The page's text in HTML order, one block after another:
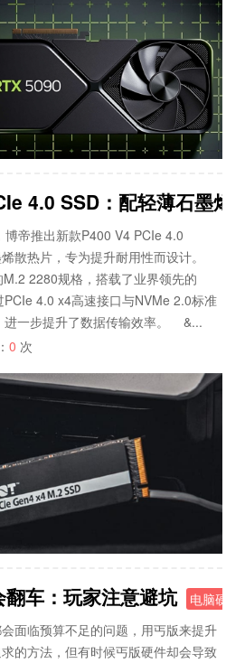
4.0 SSD：配轻薄石墨
帝推出新款P400 V4 PCIe 4.0
散热片，专为提升耐用性而设计。
2280规格，搭载了业界领先的
4.0 x4高速接口与NVMe 2.0标准
进一步提升了数据传输效率。 &...
0 次
车：玩家注意避坑
电脑
面临预算不足的问题，用丐版来提升
的方法，但有时候丐版硬件却会导致